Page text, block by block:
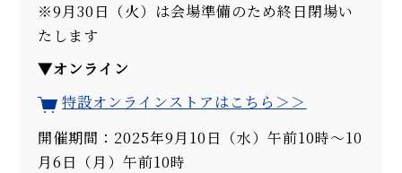
※9月30日（火）は会場準備のため終日閉場い
たします
▼オンライン
特設オンラインストアはこちら＞＞
開催期間：2025年9月10日（水）午前10時～10
月6日（月）午前10時